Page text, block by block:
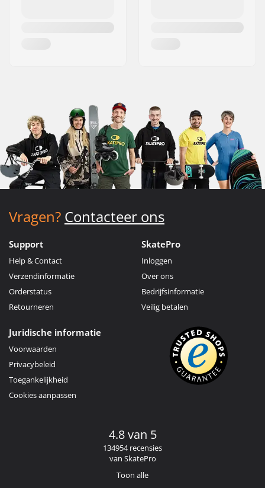
Vragen? Contacteer ons
Support
Help & Contact
Verzendinformatie
Orderstatus
Retourneren
SkatePro
Inloggen
Over ons
Bedrijfsinformatie
Veilig betalen
Juridische informatie
Voorwaarden
Privacybeleid
Toegankelijkheid
Cookies aanpassen
4.8 van 5
134954 recensies
van SkatePro
Toon alle